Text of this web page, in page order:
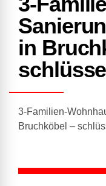
in
3-Familien-
Bruchköbel –